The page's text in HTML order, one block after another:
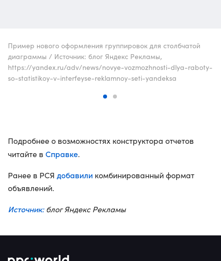
Пример нового оформления группировок для столбчатой
диаграммы / Источник: блог Яндекс Рекламы,
https://yandex.ru/adv/news/novye-vozmozhnosti-dlya-raboty-
so-statistikoy-v-interfeyse-reklamnoy-seti-yandeksa
Подробнее о возможностях конструктора отчетов
читайте в Справке.
Ранее в РСЯ добавили комбинированный формат
объявлений.
Источник:блог Яндекс Рекламы